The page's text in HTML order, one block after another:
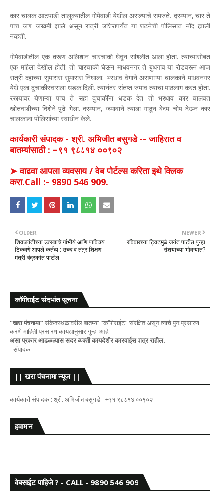
कार चालक आटपाडी तालुक्यातील गोमेवाडी येथील असल्याचे समजते. दरम्यान, चार ते
पाच जण जखमी झाले असून रात्री उशिरापर्यंत या घटनेची पोलिसात नोंद झाली
नव्हती.
गोमेवाडीतील एक तरूण अलिशान चारचाकी घेवून सांगलीत आला होता. त्याच्यासोबत
एक महिला देखील होती. तो चारचाकी घेऊन माधवनगर ते बुधगाव या रोडवरून आज
रात्री दहाच्या सुमारास सुमारास निघाला. भरधाव वेगाने असणाऱ्या चालकाने माधवनगर
येथे एका दुचाकीस्वाराला धडक दिली. त्यानंतर संतप्त जमाव त्याचा पाठलाग करत होता.
रस्त्यावर येणाऱ्या पाच ते सहा दुचाकींना धडक देत तो भरधाव कार चालवत
खोतवाडीच्या दिशेने पुढे गेला. दरम्यान, जमावाने त्याला गाठून बेदम चोप देऊन कार
चालकाला पोलिसांच्या स्वाधीन केले.
कार्यकारी संपादक - श्री. अभिजीत बसुगडे -- जाहिरात व
बातम्यांसाठी : +९१ ९८८१४ ००९०२
➤ वाढवा आपला व्यवसाय / वेब पोर्टल्स करिता इथे क्लिक
करा.Call :- 9890 546 909.
NEWER
रविवारच्या ट्विटमुळे जयंत पाटील पुन्हा
संशयाच्या भोवऱ्यात?
OLDER
शिवजयंतीच्या उत्सवाचे गांभीर्य आणि पावित्र्य
टिकवणे आपले कर्तव्य : उच्च व तंत्र शिक्षण
मंत्री चंद्रकांत पाटील
कॉपीराईट संदर्भात सूचना
"खरा पंचनामा"संकेतस्थळावरील बातम्या "कॉपीराईट" संरक्षित असून त्याचे पुन:प्रसारण
करणे माहिती प्रसारण कायद्यानुसार गुन्हा आहे.
असा प्रकार आढळल्यास सदर व्यक्ती कायदेशीर कारवाईस पात्र राहील.
- संपादक
|| खरा पंचनामा न्यूज ||
कार्यकारी संपादक : श्री. अभिजीत बसुगडे - +९१ ९८८१४ ००९०२
हवामान
वेबसाईट पाहिजे ? - CALL - 9890 546 909